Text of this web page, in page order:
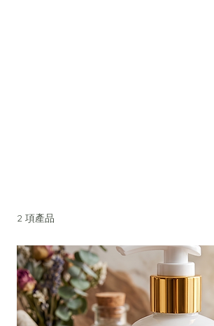
2 項產品